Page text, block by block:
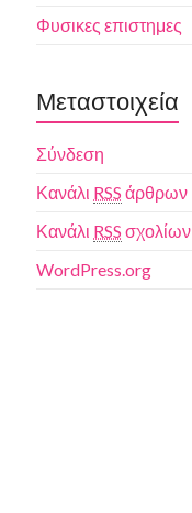
Φυσικες επιστημες
Μεταστοιχεία
Σύνδεση
Κανάλι RSS άρθρων
Κανάλι RSS σχολίων
WordPress.org